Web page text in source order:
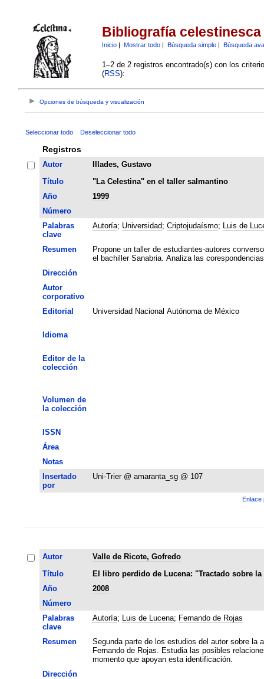
Bibliografía celestinesca
Inicio| Mostrar todo| Búsqueda simple| Búsqueda
1–2 de 2 registros encontrado(s) con los
(RSS):
Opciones de búsqueda y visualización
Seleccionar todo Deseleccionar todo
Registros
Autor
Illades, Gustavo
Título
"La Celestina" en el taller salmantino
Año
1999
Número
Palabras
clave
Autoría; Universidad; Criptojudaísmo; Luis de
Resumen
Propone un taller de estudiantes-autores
el bachiller Sanabria. Analiza las
Dirección
Autor
corporativo
Editorial
Universidad Nacional Autónoma de México
Idioma
Editor de la
colección
Volumen de
la colección
ISSN
Área
Notas
Insertado
por
Uni-Trier @ amaranta_sg @ 107
Enlace
Autor
Valle de Ricote, Gofredo
Título
El libro perdido de Lucena: "Tractado sobre
Año
2008
Número
Palabras
clave
Autoría; Luis de Lucena; Fernando de Rojas
Resumen
Segunda parte de los estudios del autor sobre la
Fernando de Rojas. Estudia las posibles
momento que apoyan esta identificación.
Dirección